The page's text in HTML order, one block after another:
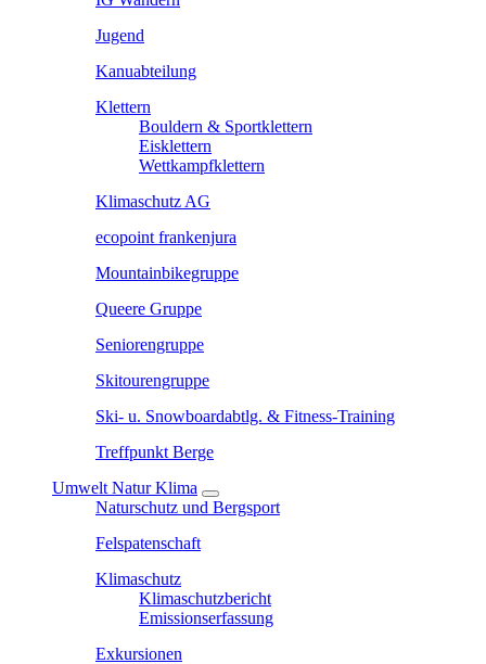
Jugend
Kanuabteilung
Klettern
Bouldern & Sportklettern
Eisklettern
Wettkampfklettern
Klimaschutz AG
ecopoint frankenjura
Mountainbikegruppe
Queere Gruppe
Seniorengruppe
Skitourengruppe
Ski- u. Snowboardabtlg. & Fitness-Training
Treffpunkt Berge
Umwelt Natur Klima
Naturschutz und Bergsport
Felspatenschaft
Klimaschutz
Klimaschutzbericht
Emissionserfassung
Exkursionen